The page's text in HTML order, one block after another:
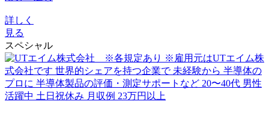
詳しく
見る
スペシャル